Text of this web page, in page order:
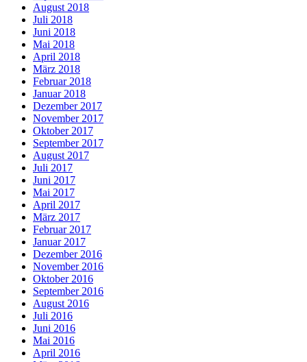
August 2018
Juli 2018
Juni 2018
Mai 2018
April 2018
März 2018
Februar 2018
Januar 2018
Dezember 2017
November 2017
Oktober 2017
September 2017
August 2017
Juli 2017
Juni 2017
Mai 2017
April 2017
März 2017
Februar 2017
Januar 2017
Dezember 2016
November 2016
Oktober 2016
September 2016
August 2016
Juli 2016
Juni 2016
Mai 2016
April 2016